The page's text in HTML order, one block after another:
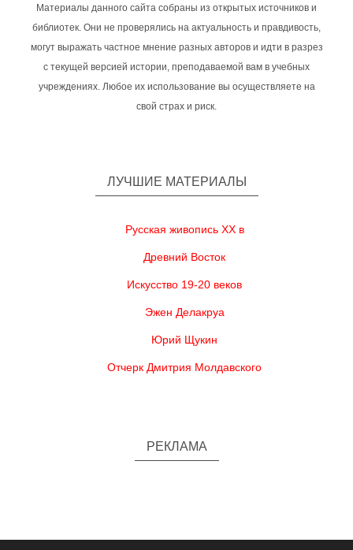
Материалы данного сайта собраны из открытых источников и
библиотек. Они не проверялись на актуальность и правдивость,
могут выражать частное мнение разных авторов и идти в разрез
с текущей версией истории, преподаваемой вам в учебных
учреждениях. Любое их использование вы осуществляете на
свой страх и риск.
ЛУЧШИЕ МАТЕРИАЛЫ
Русская живопись XX в
Древний Восток
Искусство 19-20 веков
Эжен Делакруа
Юрий Щукин
Отчерк Дмитрия Молдавского
РЕКЛАМА